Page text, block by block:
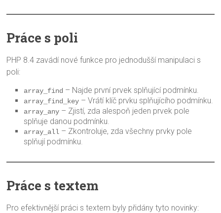
Práce s poli
PHP 8.4 zavádí nové funkce pro jednodušší manipulaci s
poli:
array_find – Najde první prvek splňující podmínku.
array_find_key – Vrátí klíč prvku splňujícího podmínku.
array_any – Zjistí, zda alespoň jeden prvek pole
splňuje danou podmínku.
array_all – Zkontroluje, zda všechny prvky pole
splňují podmínku.
Práce s textem
Pro efektivnější práci s textem byly přidány tyto novinky: